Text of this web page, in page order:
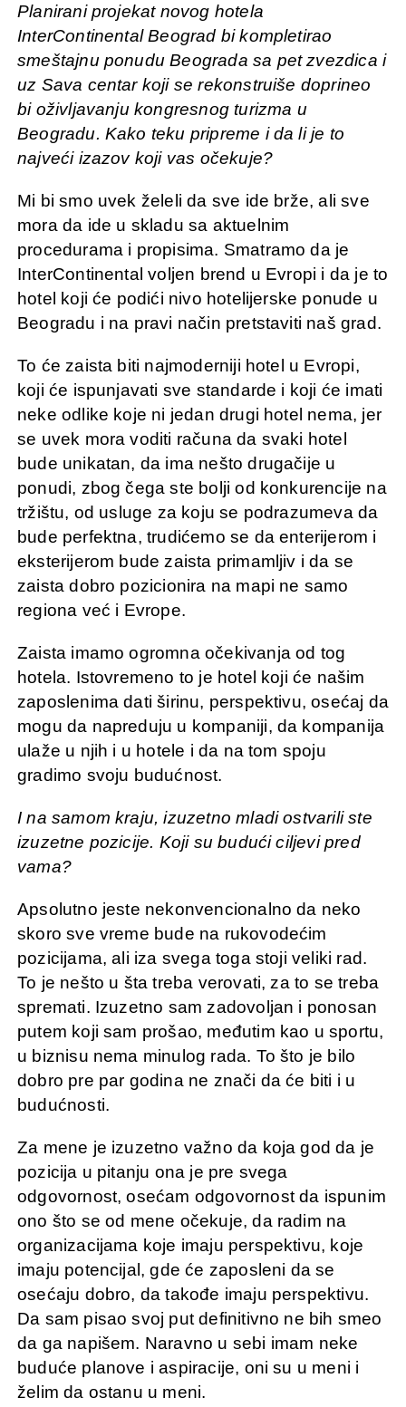
Planirani projekat novog hotela
InterContinental Beograd bi kompletirao
smeštajnu ponudu Beograda sa pet zvezdica i
uz Sava centar koji se rekonstruiše doprineo
bi oživljavanju kongresnog turizma u
Beogradu. Kako teku pripreme i da li je to
najveći izazov koji vas očekuje?
Mi bi smo uvek želeli da sve ide brže, ali sve
mora da ide u skladu sa aktuelnim
procedurama i propisima. Smatramo da je
InterContinental voljen brend u Evropi i da je to
hotel koji će podići nivo hotelijerske ponude u
Beogradu i na pravi način pretstaviti naš grad.
To će zaista biti najmoderniji hotel u Evropi,
koji će ispunjavati sve standarde i koji će imati
neke odlike koje ni jedan drugi hotel nema, jer
se uvek mora voditi računa da svaki hotel
bude unikatan, da ima nešto drugačije u
ponudi, zbog čega ste bolji od konkurencije na
tržištu, od usluge za koju se podrazumeva da
bude perfektna, trudićemo se da enterijerom i
eksterijerom bude zaista primamljiv i da se
zaista dobro pozicionira na mapi ne samo
regiona već i Evrope.
Zaista imamo ogromna očekivanja od tog
hotela. Istovremeno to je hotel koji će našim
zaposlenima dati širinu, perspektivu, osećaj da
mogu da napreduju u kompaniji, da kompanija
ulaže u njih i u hotele i da na tom spoju
gradimo svoju budućnost.
I na samom kraju, izuzetno mladi ostvarili ste
izuzetne pozicije. Koji su budući ciljevi pred
vama?
Apsolutno jeste nekonvencionalno da neko
skoro sve vreme bude na rukovodećim
pozicijama, ali iza svega toga stoji veliki rad.
To je nešto u šta treba verovati, za to se treba
spremati. Izuzetno sam zadovoljan i ponosan
putem koji sam prošao, međutim kao u sportu,
u biznisu nema minulog rada. To što je bilo
dobro pre par godina ne znači da će biti i u
budućnosti.
Za mene je izuzetno važno da koja god da je
pozicija u pitanju ona je pre svega
odgovornost, osećam odgovornost da ispunim
ono što se od mene očekuje, da radim na
organizacijama koje imaju perspektivu, koje
imaju potencijal, gde će zaposleni da se
osećaju dobro, da takođe imaju perspektivu.
Da sam pisao svoj put definitivno ne bih smeo
da ga napišem. Naravno u sebi imam neke
buduće planove i aspiracije, oni su u meni i
želim da ostanu u meni.